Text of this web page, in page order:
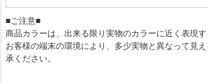
■ご注意■
商品カラーは、出来る限り実物のカラーに近く表現す
お客様の端末の環境により、多少実物と異なって見
承ください。